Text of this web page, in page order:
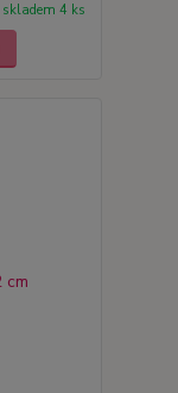
skladem 4 ks